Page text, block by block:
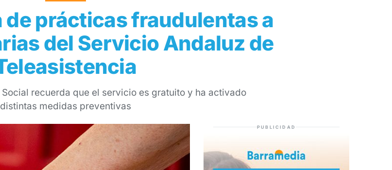
de prácticas fraudulentas a
del Servicio Andaluz de
recuerda que el servicio es gratuito y ha activado
distintas medidas preventivas
PUBLICIDAD